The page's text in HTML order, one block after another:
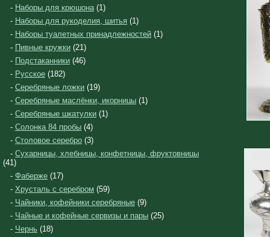
- Наборы для крюшона(1)
- Наборы для рукоделия, шитья (1)
- Наборы туалетных принадлежностей (1)
- Пивные кружки (21)
- Подстаканники (46)
- Русское (182)
- Серебряные ложки (19)
- Серебряные маслёнки, икорницы (1)
- Серебряные шкатулки (1)
- Солонка 84 пробы (4)
- Столовое серебро (3)
- Сухарницы, хлебницы, конфетницы, фруктовницы
(41)
- Фаберже (17)
- Хрусталь с серебром (59)
- Чайники, кофейники серебряные (9)
- Чайные и кофейные сервизы и пары (25)
- Чернь (18)